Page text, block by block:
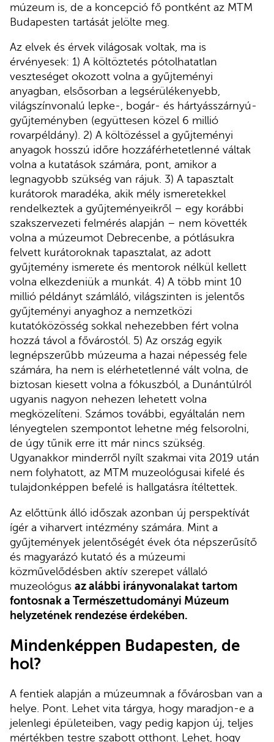
múzeum is, de a koncepció fő pontként az MTM
Budapesten tartását jelölte meg.
Az elvek és érvek világosak voltak, ma is
érvényesek: 1) A költöztetés pótolhatatlan
veszteséget okozott volna a gyűjteményi
anyagban, elsősorban a legsérülékenyebb,
világszínvonalú lepke-, bogár- és hártyásszárnyú-
gyűjteményben (együttesen közel 6 millió
rovarpéldány). 2) A költözéssel a gyűjteményi
anyagok hosszú időre hozzáférhetetlenné váltak
volna a kutatások számára, pont, amikor a
legnagyobb szükség van rájuk. 3) A tapasztalt
kurátorok maradéka, akik mély ismeretekkel
rendelkeztek a gyűjteményeikről – egy korábbi
szakszervezeti felmérés alapján – nem követték
volna a múzeumot Debrecenbe, a pótlásukra
felvett kurátoroknak tapasztalat, az adott
gyűjtemény ismerete és mentorok nélkül kellett
volna elkezdeniük a munkát. 4) A több mint 10
millió példányt számláló, világszinten is jelentős
gyűjteményi anyaghoz a nemzetközi
kutatóközösség sokkal nehezebben fért volna
hozzá távol a fővárostól. 5) Az ország egyik
legnépszerűbb múzeuma a hazai népesség fele
számára, ha nem is elérhetetlenné vált volna, de
biztosan kiesett volna a fókuszból, a Dunántúlról
ugyanis nagyon nehezen lehetett volna
megközelíteni. Számos további, egyáltalán nem
lényegtelen szempontot lehetne még felsorolni,
de úgy tűnik erre itt már nincs szükség.
Ugyanakkor minderről nyílt szakmai vita 2019 után
nem folyhatott, az MTM muzeológusai kifelé és
tulajdonképpen befelé is hallgatásra ítéltettek.
Az előttünk álló időszak azonban új perspektívát
ígér a viharvert intézmény számára. Mint a
gyűjtemények jelentőségét évek óta népszerűsítő
és magyarázó kutató és a múzeumi
közművelődésben aktív szerepet vállaló
muzeológus az alábbi irányvonalakat tartom
fontosnak a Természettudományi Múzeum
helyzetének rendezése érdekében.
Mindenképpen Budapesten, de
hol?
A fentiek alapján a múzeumnak a fővárosban van a
helye. Pont. Lehet vita tárgya, hogy maradjon-e a
jelenlegi épületeiben, vagy pedig kapjon új, teljes
mértékben testre szabott otthont. Lehet, hogy